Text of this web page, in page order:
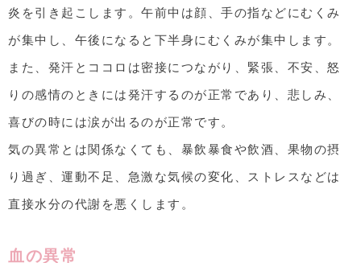
炎を引き起こします。午前中は顔、手の指などにむくみ
が集中し、午後になると下半身にむくみが集中します。
また、発汗とココロは密接につながり、緊張、不安、怒
りの感情のときには発汗するのが正常であり、悲しみ、
喜びの時には涙が出るのが正常です。
気の異常とは関係なくても、暴飲暴食や飲酒、果物の摂
り過ぎ、運動不足、急激な気候の変化、ストレスなどは
直接水分の代謝を悪くします。
血の異常